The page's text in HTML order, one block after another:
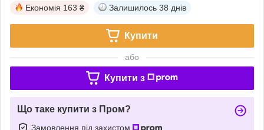
Економія 163 ₴ Залишилось 38 днів
Купити
або
Купити з
Що таке купити з Пром?
Замовлення під захистом